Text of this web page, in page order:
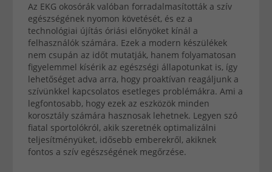
Az EKG okosórák valóban forradalmasították a szív
egészségének nyomon követését, és ez a
technológiai újítás óriási előnyöket kínál a
felhasználók számára. Ezek a modern készülékek
nem csupán az időt mutatják, hanem folyamatosan
figyelemmel kísérik az egészségi állapotunkat is, így
lehetőséget adva arra, hogy proaktívan reagáljunk a
szívünkkel kapcsolatos esetleges problémákra. Ami a
legfontosabb, hogy ezek az eszközök minden
korosztály számára hasznosak lehetnek. Legyen szó
fiatal sportolókról, akik szeretnék optimalizálni
teljesítményüket, idősebb emberekről, akiknek
fontos a szív egészségének megőrzése.